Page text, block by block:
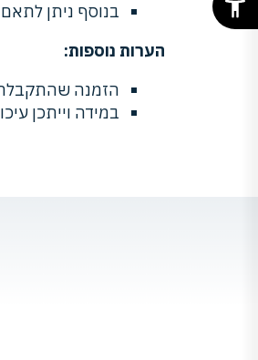
בנוסף ניתן
הערות נוספות:
הזמנה שהתקבלה לאחר השעה 12:00 או בערב חג/יום
במידה וייתכן